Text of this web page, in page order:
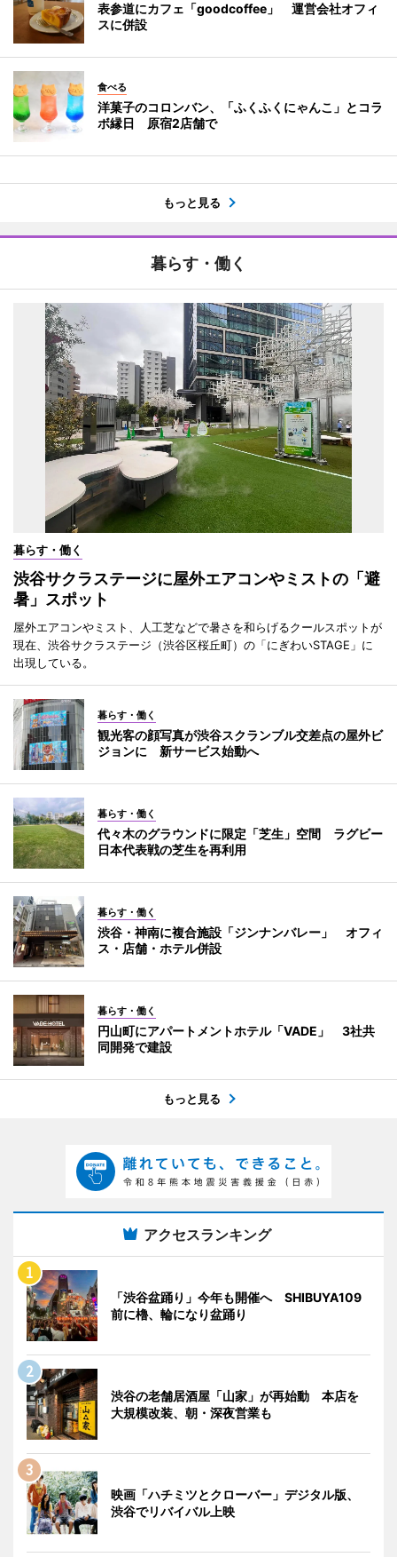
表参道にカフェ「goodcoffee」 運営会社オフィ
スに併設
食べる
洋菓子のコロンバン、「ふくふくにゃんこ」とコラ
ボ縁日 原宿2店舗で
もっと見る
暮らす・働く
暮らす・働く
渋谷サクラステージに屋外エアコンやミストの「避
暑」スポット
屋外エアコンやミスト、人工芝などで暑さを和らげるクールスポットが
現在、渋谷サクラステージ（渋谷区桜丘町）の「にぎわいSTAGE」に
出現している。
暮らす・働く
観光客の顔写真が渋谷スクランブル交差点の屋外ビ
ジョンに 新サービス始動へ
暮らす・働く
代々木のグラウンドに限定「芝生」空間 ラグビー
日本代表戦の芝生を再利用
暮らす・働く
渋谷・神南に複合施設「ジンナンバレー」 オフィ
ス・店舗・ホテル併設
暮らす・働く
円山町にアパートメントホテル「VADE」 3社共
同開発で建設
もっと見る
アクセスランキング
「渋谷盆踊り」今年も開催へ SHIBUYA109
前に櫓、輪になり盆踊り
渋谷の老舗居酒屋「山家」が再始動 本店を
大規模改装、朝・深夜営業も
映画「ハチミツとクローバー」デジタル版、
渋谷でリバイバル上映